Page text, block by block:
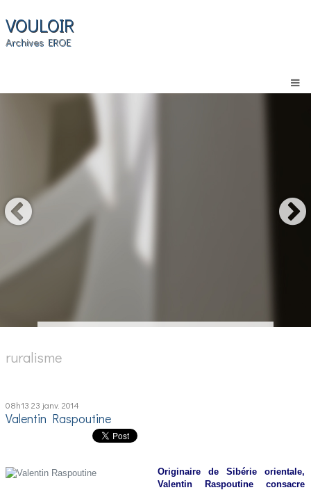
VOULOIR
Archives EROE
ruralisme
08h13 23 janv. 2014
Valentin Raspoutine
Originaire de Sibérie orientale,
Valentin Raspoutine consacre